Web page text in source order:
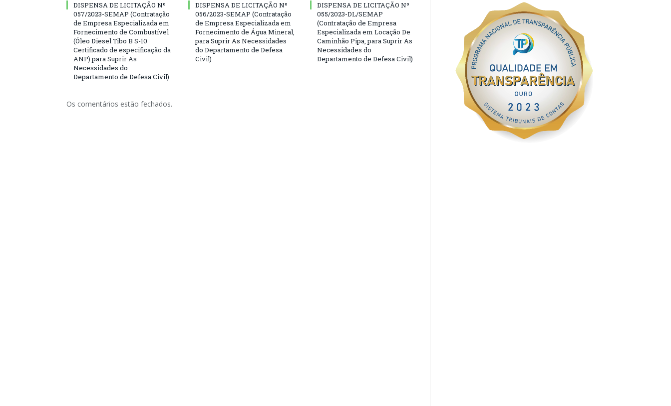
DISPENSA DE LICITAÇÃO Nº
057/2023-SEMAP (Contratação
de Empresa Especializada em
Fornecimento de Combustível
(Óleo Diesel Tibo B S-10
Certificado de especificação da
ANP) para Suprir As
Necessidades do
Departamento de Defesa Civil)
DISPENSA DE LICITAÇÃO Nº
056/2023-SEMAP (Contratação
de Empresa Especializada em
Fornecimento de Água Mineral,
para Suprir As Necessidades
do Departamento de Defesa
Civil)
DISPENSA DE LICITAÇÃO Nº
055/2023-DL/SEMAP
(Contratação de Empresa
Especializada em Locação De
Caminhão Pipa, para Suprir As
Necessidades do
Departamento de Defesa Civil)
Os comentários estão fechados.